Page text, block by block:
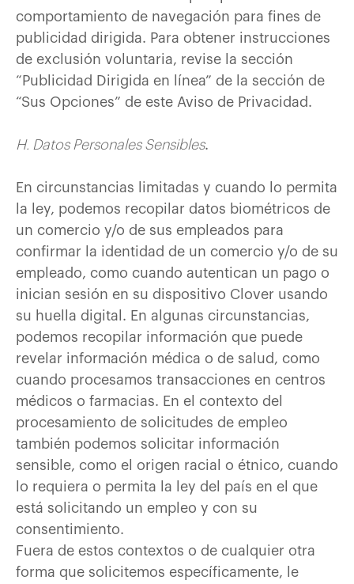
comportamiento de navegación para fines de
publicidad dirigida. Para obtener instrucciones
de exclusión voluntaria, revise la sección
“Publicidad Dirigida en línea” de la sección de
“Sus Opciones” de este Aviso de Privacidad.
H. Datos Personales Sensibles.
En circunstancias limitadas y cuando lo permita
la ley, podemos recopilar datos biométricos de
un comercio y/o de sus empleados para
confirmar la identidad de un comercio y/o de su
empleado, como cuando autentican un pago o
inician sesión en su dispositivo Clover usando
su huella digital. En algunas circunstancias,
podemos recopilar información que puede
revelar información médica o de salud, como
cuando procesamos transacciones en centros
médicos o farmacias. En el contexto del
procesamiento de solicitudes de empleo
también podemos solicitar información
sensible, como el origen racial o étnico, cuando
lo requiera o permita la ley del país en el que
está solicitando un empleo y con su
consentimiento.
Fuera de estos contextos o de cualquier otra
forma que solicitemos específicamente, le